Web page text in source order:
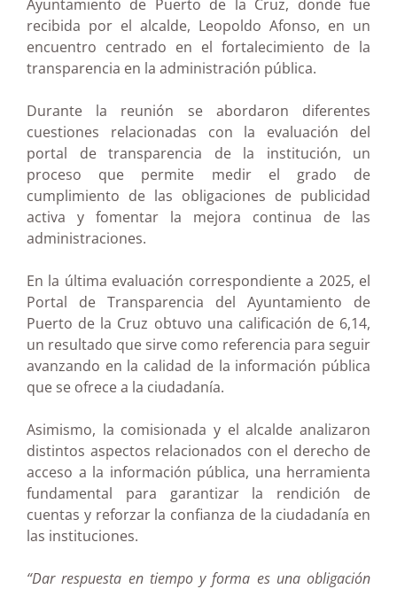
Ayuntamiento de Puerto de la Cruz, donde fue
recibida por el alcalde, Leopoldo Afonso, en un
encuentro centrado en el fortalecimiento de la
transparencia en la administración pública.
Durante la reunión se abordaron diferentes
cuestiones relacionadas con la evaluación del
portal de transparencia de la institución, un
proceso que permite medir el grado de
cumplimiento de las obligaciones de publicidad
activa y fomentar la mejora continua de las
administraciones.
En la última evaluación correspondiente a 2025, el
Portal de Transparencia del Ayuntamiento de
Puerto de la Cruz obtuvo una calificación de 6,14,
un resultado que sirve como referencia para seguir
avanzando en la calidad de la información pública
que se ofrece a la ciudadanía.
Asimismo, la comisionada y el alcalde analizaron
distintos aspectos relacionados con el derecho de
acceso a la información pública, una herramienta
fundamental para garantizar la rendición de
cuentas y reforzar la confianza de la ciudadanía en
las instituciones.
“Dar respuesta en tiempo y forma es una obligación